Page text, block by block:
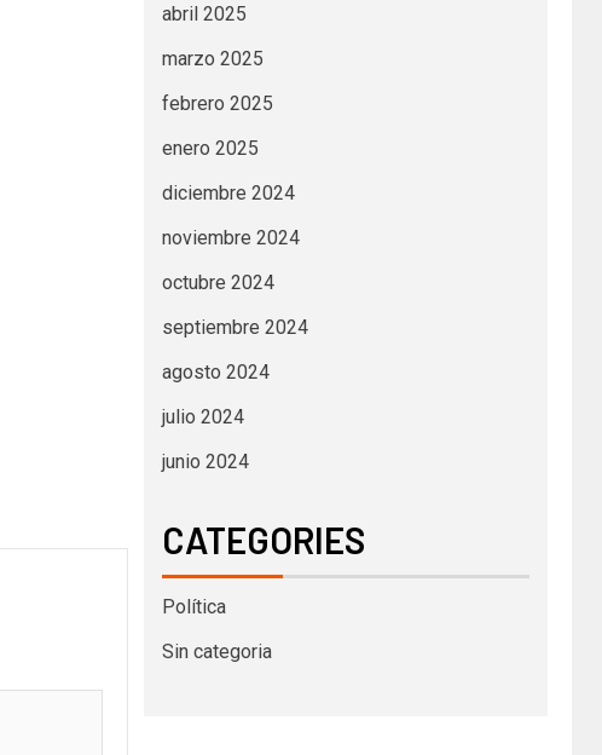
abril 2025
marzo 2025
febrero 2025
enero 2025
diciembre 2024
noviembre 2024
octubre 2024
septiembre 2024
agosto 2024
julio 2024
junio 2024
CATEGORIES
Política
Sin categoria